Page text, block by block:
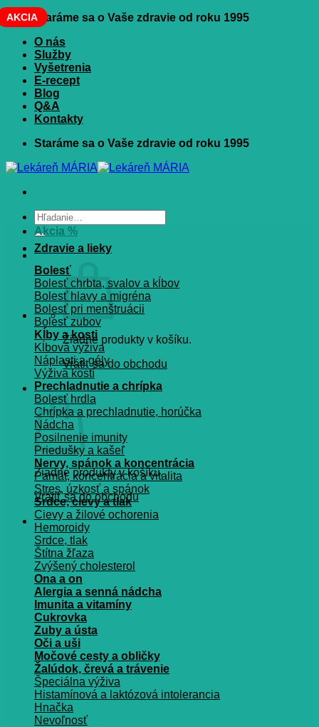
Skip
to
content
Staráme sa o Vaše zdravie od roku 1995
O nás
Služby
Vyšetrenia
E-recept
Blog
Q&A
Kontakty
Staráme sa o Vaše zdravie od roku 1995
Hľadať:
Žiadne produkty v košíku.
Vrátiť sa do obchodu
Košík
Žiadne produkty v košíku.
Vrátiť sa do obchodu
Akcia %
Zdravie a lieky
Bolesť
Bolesť chrbta, svalov a kĺbov
Bolesť hlavy a migréna
Bolesť pri menštruácii
Bolesť zubov
Kĺby a kosti
Kĺbová výživa
Náplasti a gély
Výživa kostí
Prechladnutie a chrípka
Bolesť hrdla
Chrípka a prechladnutie, horúčka
Nádcha
Posilnenie imunity
Priedušky a kašeľ
Nervy, spánok a koncentrácia
Pamät, koncentrácia a vitalita
Stres, úzkosť a spánok
Srdce, cievy a tlak
Cievy a žilové ochorenia
Hemoroidy
Srdce, tlak
Štítna žľaza
Zvýšený cholesterol
Ona a on
Alergia a senná nádcha
Imunita a vitamíny
Cukrovka
Zuby a ústa
Oči a uši
Močové cesty a obličky
Žalúdok, črevá a trávenie
Špeciálna výživa
Histamínová a laktózová intolerancia
Hnačka
Nevoľnosť
AKCIA